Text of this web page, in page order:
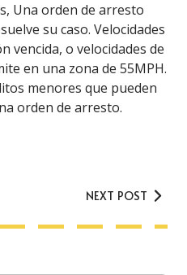
Una orden de arresto
su caso. Velocidades
vencida, o velocidades de
en una zona de 55MPH.
menores que pueden
orden de arresto.
NEXT POST